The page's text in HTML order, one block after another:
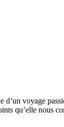
voyage
qu’elle nous